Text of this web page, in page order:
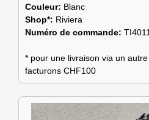
Couleur: Blanc
Shop*: Riviera
Numéro de commande:
* pour une livraison via un
facturons CHF100